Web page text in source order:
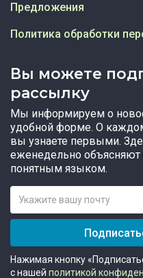
Вы можете
рассылку
Мы информируем о
удобной форме. О
вы узнаете первыми.
еженедельно
понятным языком.
Нажимая кнопку
с нашей политикой
Предложения
Политика обработки